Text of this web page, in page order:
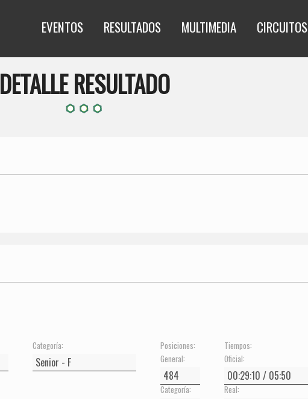
EVENTOS RESULTADOS MULTIMEDIA CIRCUITOS
DETALLE RESULTADO
Categoría:
Posiciones:
General:
Categoría:
Tiempos:
Oficial:
Real: